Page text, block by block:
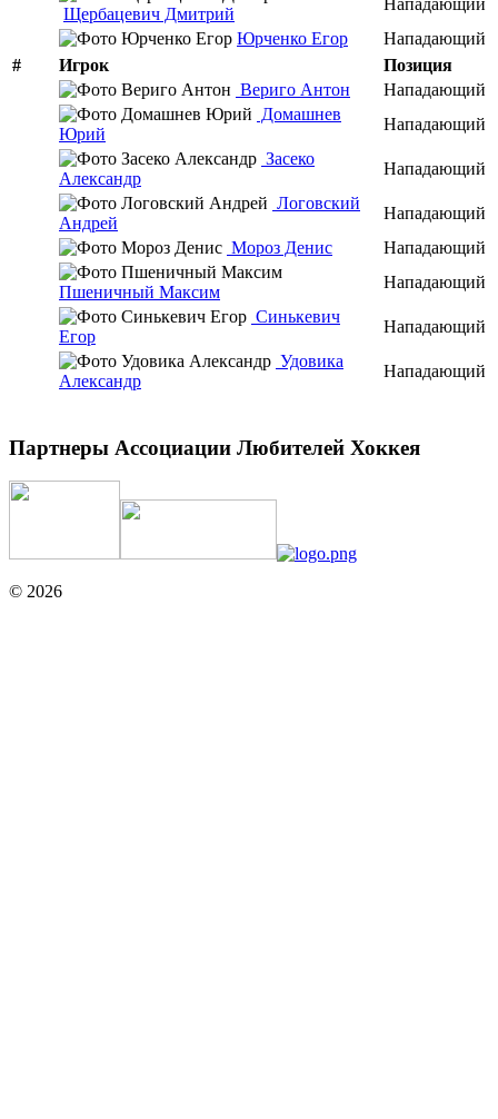
Щербацевич Дмитрий
Юрченко Егор
Нападающий
#
Игрок
Позиция
Вериго Антон
Нападающий
Домашнев
Юрий
Нападающий
Засеко
Александр
Нападающий
Логовский
Андрей
Нападающий
Мороз Денис
Нападающий
Пшеничный Максим
Нападающий
Синькевич
Егор
Нападающий
Удовика
Александр
Нападающий
Партнеры Ассоциации Любителей Хоккея
© 2026